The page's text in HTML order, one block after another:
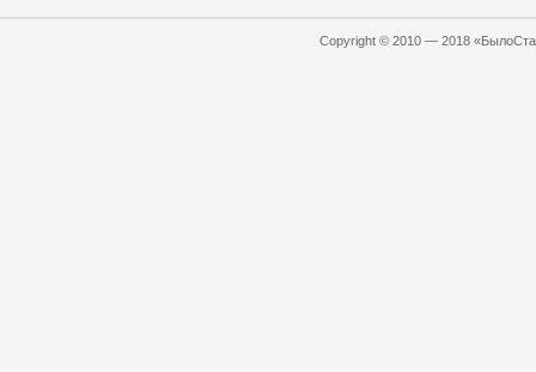
Copyright © 2010 — 2018